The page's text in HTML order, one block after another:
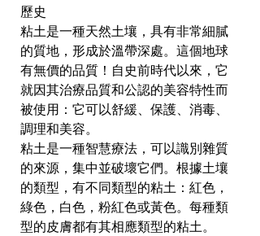
歷史
粘土是一種天然土壤，具有非常細膩
的質地，形成於溫帶深處。這個地球
有無價的品質！自史前時代以來，它
就因其治療品質和公認的美容特性而
被使用：它可以舒緩、保護、消毒、
調理和美容。
粘土是一種智慧療法，可以識別雜質
的來源，集中並破壞它們。根據土壤
的類型，有不同類型的粘土：紅色，
綠色，白色，粉紅色或黃色。每種類
型的皮膚都有其相應類型的粘土。